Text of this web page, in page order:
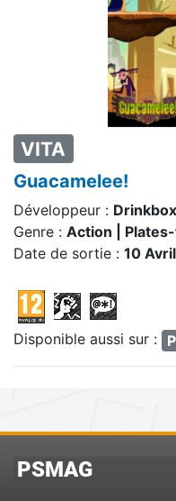
VITA
Guacamelee!
Développeur :
Genre : Action |
Date de sortie : 10
Disponible aussi sur :
PSMAG